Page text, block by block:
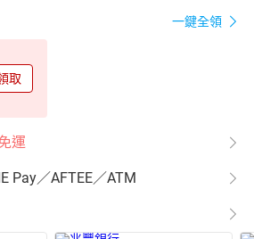
一鍵全領
取
運
Pay／AFTEE／ATM